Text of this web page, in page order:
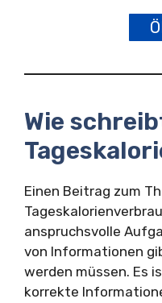
Wie
Einen Beitrag zum
anspruchsvolle
von Informationen
werden müssen. Es
korrekte